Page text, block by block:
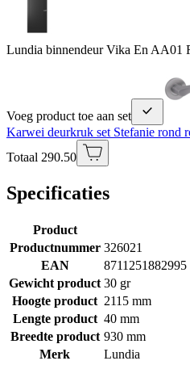
Lundia binnendeur Vika En AA01
Voeg product toe aan set
Karwei deurkruk set Stefanie rond
Totaal 290.50
Specificaties
Product
Productnummer 326021
EAN
8711251882995
Gewicht product 30 gr
Hoogte product 2115 mm
Lengte product 40 mm
Breedte product 930 mm
Merk
Lundia